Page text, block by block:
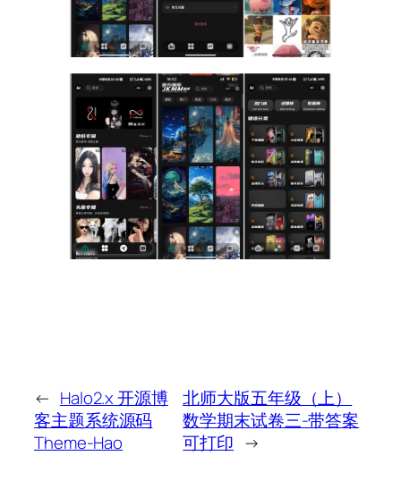
← Halo2.x 开源博
客主题系统源码
Theme-Hao
北师大版五年级（上）
数学期末试卷三-带答案
可打印 →